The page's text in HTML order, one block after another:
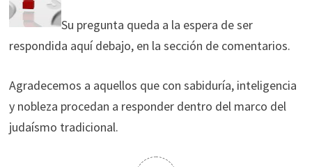
Su pregunta queda a la espera de ser
respondida aquí debajo, en la sección de comentarios.
Agradecemos a aquellos que con sabiduría, inteligencia
y nobleza procedan a responder dentro del marco del
judaísmo tradicional.